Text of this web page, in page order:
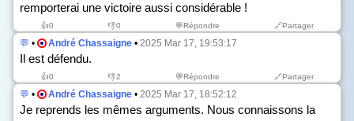
remporterai une victoire aussi considérable !
👍0 👎0 💬Répondre 🔗Partager
💬 • André Chassaigne • 2025 Mar 17, 19:53:17
Il est défendu.
👍0 👎2 💬Répondre 🔗Partager
💬 • André Chassaigne • 2025 Mar 17, 18:52:12
Je reprends les mêmes arguments. Nous connaissons la